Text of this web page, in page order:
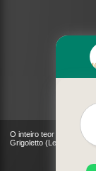
O inteiro teor deste site
Grigoletto (Lei 9610 de